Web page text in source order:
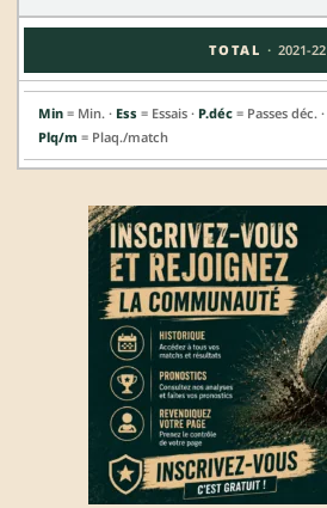
TOTAL · 2021-22
Min = Min. · Ess = Essais · P.déc = Passes déc. ·
Plq/m = Plaq./match